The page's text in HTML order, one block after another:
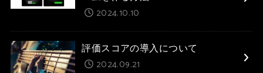
2024.10.10
評価スコアの導入について
2024.09.21